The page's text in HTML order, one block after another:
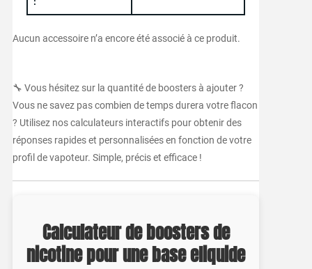
Aucun accessoire n’a encore été associé à ce produit.
🔧 Vous hésitez sur la quantité de boosters à ajouter ?
Vous ne savez pas combien de temps durera votre flacon
? Utilisez nos calculateurs interactifs pour obtenir des
réponses rapides et personnalisées en fonction de votre
profil de vapoteur. Simple, précis et efficace !
Calculateur de boosters de
nicotine pour une base eliquide